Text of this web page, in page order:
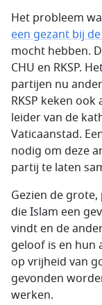
Het probleem
een gezant bij
mocht hebben.
CHU en RKSP.
partijen nu
RKSP keken
leider van de
Vaticaanstad.
nodig om deze
partij te laten
Gezien de
die Islam een
vindt en de
geloof is en hun
op vrijheid van
gevonden
werken.